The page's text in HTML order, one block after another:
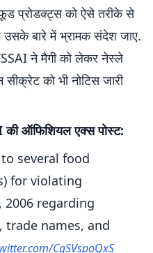
फूड प्रोडक्ट्स को ऐसे तरीके से
उसके बारे में भ्रामक संदेश जाए.
ने मैगी को लेकर नेस्ले
को भी नोटिस जारी
ऑफिशियल एक्स पोस्ट:
several food
for violating
2006 regarding
trade names, and
CgSVspoQxS